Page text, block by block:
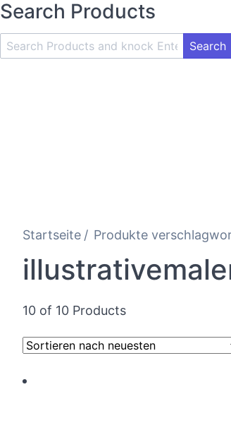
Search Products
Search
Product
Startseite Produkte
10 of 10 Products